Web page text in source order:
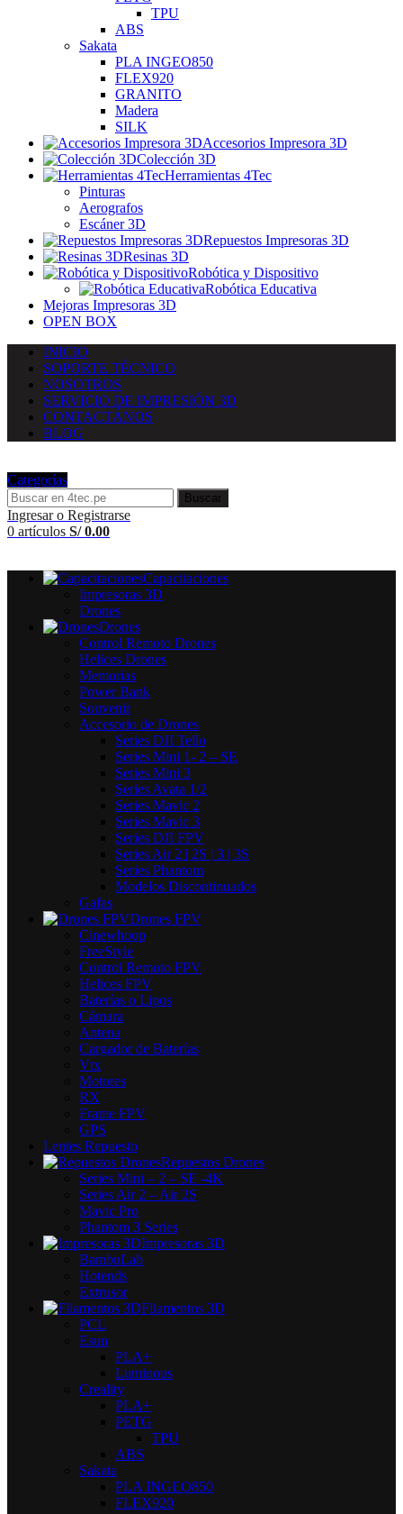
TPU
ABS
Sakata
PLA INGEO850
FLEX920
GRANITO
Madera
SILK
Accesorios Impresora 3D
Colección 3D
Herramientas 4Tec
Pinturas
Aerografos
Escáner 3D
Repuestos Impresoras 3D
Resinas 3D
Robótica y Dispositivo
Robótica Educativa
Mejoras Impresoras 3D
OPEN BOX
INICIO
SOPORTE TÉCNICO
NOSOTROS
SERVICIO DE IMPRESIÓN 3D
CONTACTÁNOS
BLOG
Categorías
Buscar
Ingresar o Registrarse
0 artículos S/0.00
Capacitaciones
Impresoras 3D
Drones
Drones
Control Remoto Drones
Helices Drones
Memorias
Power Bank
Souvenir
Accesorio de Drones
Series DJI Tello
Series Mini 1- 2 – SE
Series Mini 3
Series Avata 1/2
Series Mavic 2
Series Mavic 3
Series DJI FPV
Series Air 2 | 2S | 3 | 3S
Series Phantom
Modelos Discontinuados
Gafas
Drones FPV
Cinewhoop
FreeStyle
Control Remoto FPV
Helices FPV
Baterías o Lipos
Cámara
Antena
Cargador de Baterías
Vtx
Motores
RX
Frame FPV
GPS
Lentes Repuesto
Repuestos Drones
Series Mini – 2 – SE -4K
Series Air 2 – Air 2S
Mavic Pro
Phantom 3 Series
Impresoras 3D
BambuLab
Hotends
Extrusor
Filamentos 3D
PCL
Esun
PLA+
Luminous
Creality
PLA+
PETG
TPU
ABS
Sakata
PLA INGEO850
FLEX920